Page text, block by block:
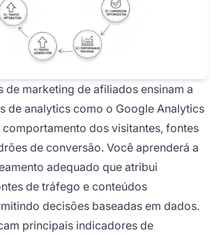
de marketing de afiliados ensinam a
de analytics como o Google Analytics
comportamento dos visitantes, fontes
de conversão. Você aprenderá a
adequado que atribui
de tráfego e conteúdos
decisões baseadas em dados.
principais indicadores de